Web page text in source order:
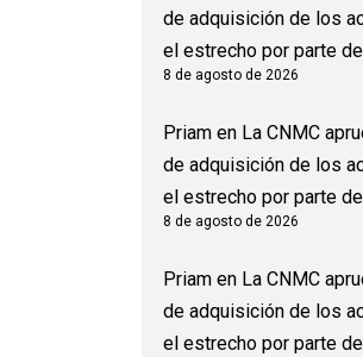
de adquisición de los
el estrecho por parte
8 de agosto de 2026
Priamen La CNMC
de adquisición de los
el estrecho por parte
8 de agosto de 2026
Priamen La CNMC
de adquisición de los
el estrecho por parte